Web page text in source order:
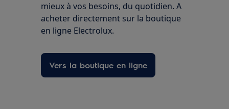
mieux à vos besoins, du quotidien. A
acheter directement sur la boutique
en ligne Electrolux.
Vers la boutique en ligne